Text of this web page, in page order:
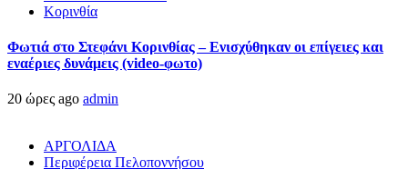
Κορινθία
Φωτιά στο Στεφάνι Κορινθίας – Ενισχύθηκαν οι επίγειες και
εναέριες δυνάμεις (video-φωτο)
20 ώρες ago admin
ΑΡΓΟΛΙΔΑ
Περιφέρεια Πελοποννήσου